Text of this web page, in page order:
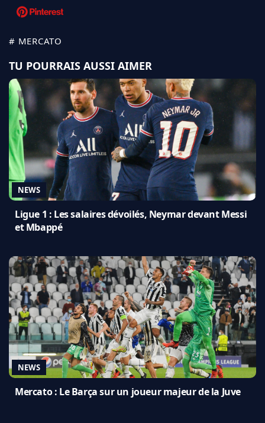
# MERCATO
TU POURRAIS AUSSI AIMER
NEWS
Ligue 1 : Les salaires dévoilés, Neymar devant Messi
et Mbappé
NEWS
Mercato : Le Barça sur un joueur majeur de la Juve